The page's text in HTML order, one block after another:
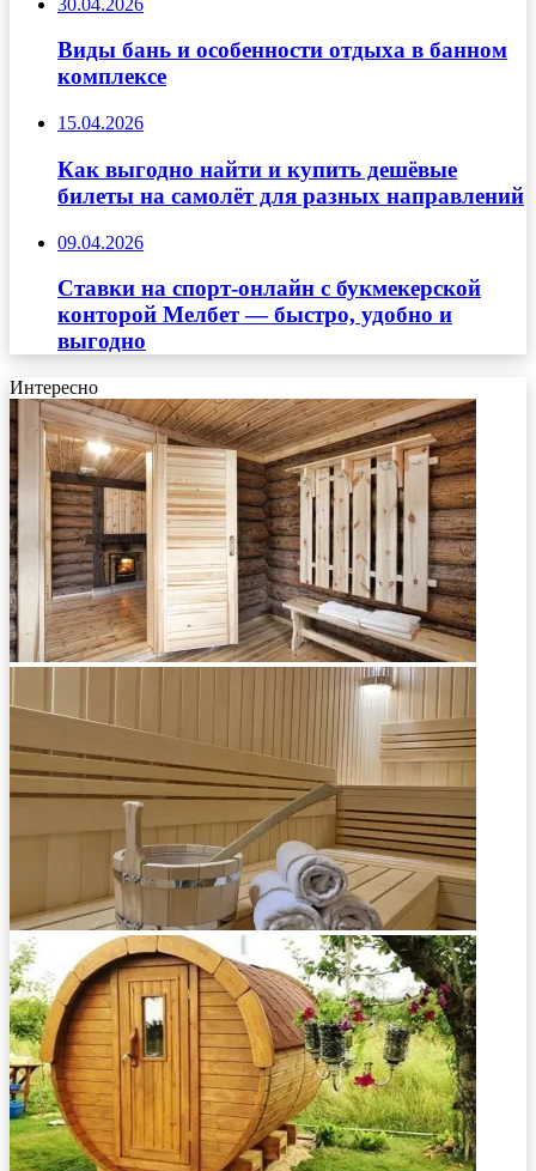
Виды бань и особенности отдыха в банном
комплексе
15.04.2026
Как выгодно найти и купить дешёвые
билеты на самолёт для разных направлений
09.04.2026
Ставки на спорт-онлайн с букмекерской
конторой Мелбет — быстро, удобно и
выгодно
Интересно